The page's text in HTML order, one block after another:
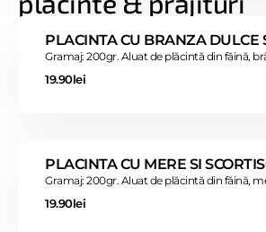
PLACINTA CU BRANZA DULCE
Gramaj: 200gr. Aluat de plăcintă din făină,
19.90lei
PLACINTA CU MERE SI
Gramaj: 200gr. Aluat de plăcintă din făină,
19.90lei